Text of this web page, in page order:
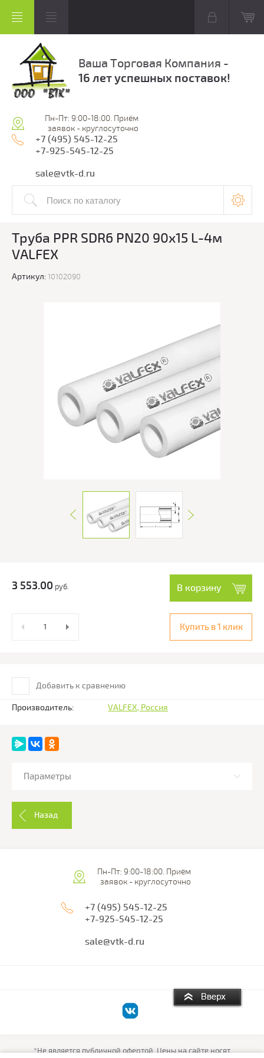
Ваша Торговая Компания -
16 лет успешных поставок!
Пн-Пт: 9:00-18:00. Приём
заявок - круглосуточно
+7 (495) 545-12-25
+7-925-545-12-25
sale@vtk-d.ru
Труба PPR SDR6 PN20 90х15 L-4м
VALFEX
Артикул:10102090
3 553.00 руб. В корзину
Купить в 1 клик
Добавить к сравнению
Производитель: VALFEX, Россия
Параметры
Назад
Пн-Пт: 9:00-18:00. Приём
заявок - круглосуточно
+7 (495) 545-12-25
+7-925-545-12-25
sale@vtk-d.ru
*Не является публичной офертой. Цены на сайте носят